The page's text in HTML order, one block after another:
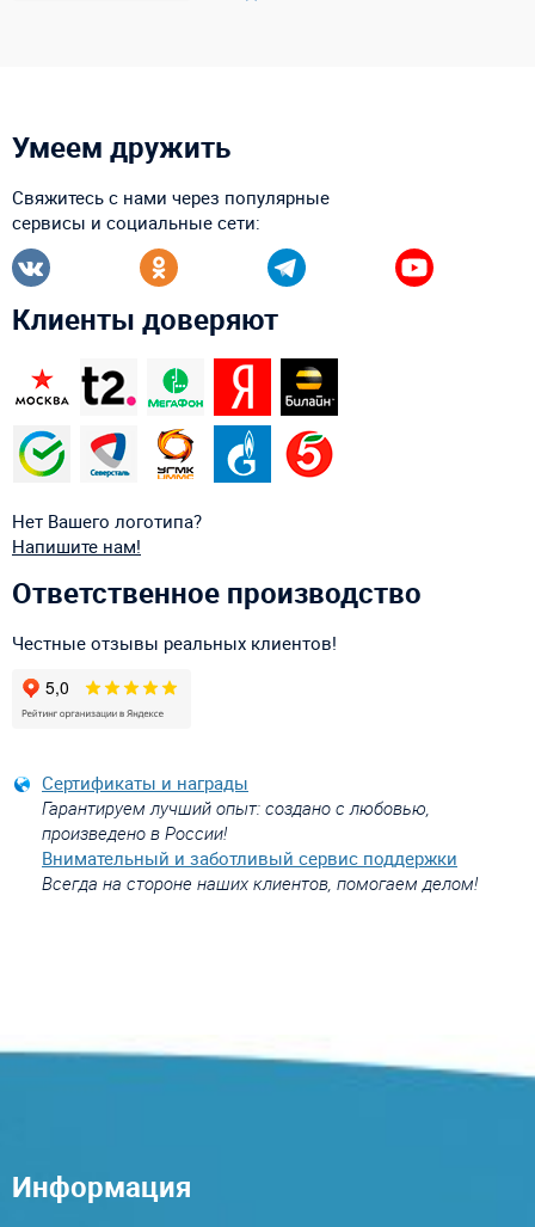
Умеем дружить
Свяжитесь с нами через популярные
сервисы и социальные сети:
Клиенты доверяют
Нет Вашего логотипа?
Напишите нам!
Ответственное производство
Честные отзывы реальных клиентов!
Сертификаты и награды
Гарантируем лучший опыт: создано с любовью,
произведено в России!
Внимательный и заботливый сервис поддержки
Всегда на стороне наших клиентов, помогаем делом!
Информация